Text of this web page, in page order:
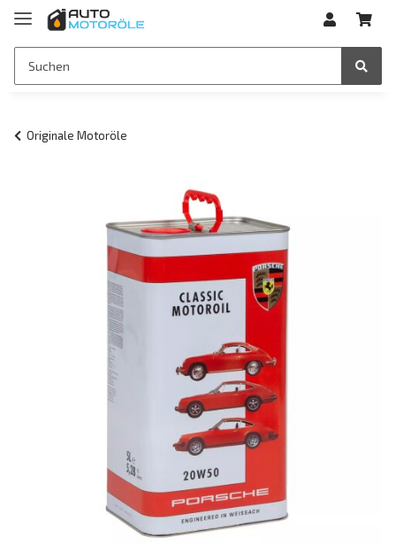
Originale Motoröle